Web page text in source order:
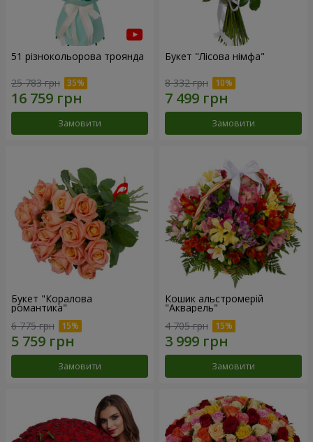
51 різнокольорова троянда
25 783 грн
Замовити
Букет "Лісова німфа"
8 332 грн
Замовити
Букет "Коралова
романтика"
6 775 грн
Замовити
Кошик альстромерій
"Акварель"
4 705 грн
Замовити